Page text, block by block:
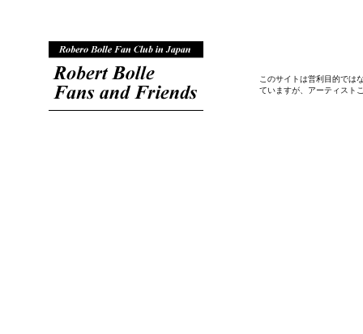
このサイトは営利目的では
ていますが、アーティスト